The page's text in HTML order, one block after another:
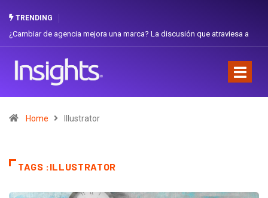
TRENDING
¿Cambiar de agencia mejora una marca? La discusión que atraviesa a
Home Illustrator
TAGS :ILLUSTRATOR